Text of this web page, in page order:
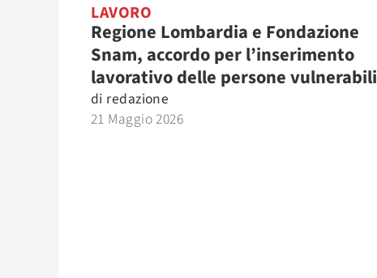
LAVORO
Regione Lombardia e Fondazione
Snam, accordo per l’inserimento
lavorativo delle persone vulnerabili
di redazione
21 Maggio 2026